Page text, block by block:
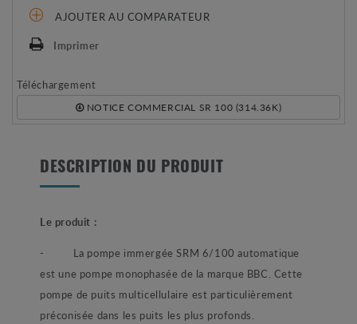
AJOUTER AU COMPARATEUR
Imprimer
Téléchargement
NOTICE COMMERCIAL SR 100 (314.36K)
DESCRIPTION DU PRODUIT
Le produit :
- La pompe immergée SRM 6/100 automatique
est une pompe monophasée de la marque BBC. Cette
pompe de puits multicellulaire est particulièrement
préconisée dans les puits les plus profonds.